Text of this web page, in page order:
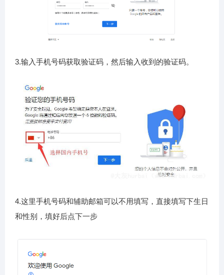
3.输入手机号码获取验证码，然后输入收到的验证码。
4.这里手机号码和辅助邮箱可以不用填写，直接填写下生日
和性别，填好后点下一步